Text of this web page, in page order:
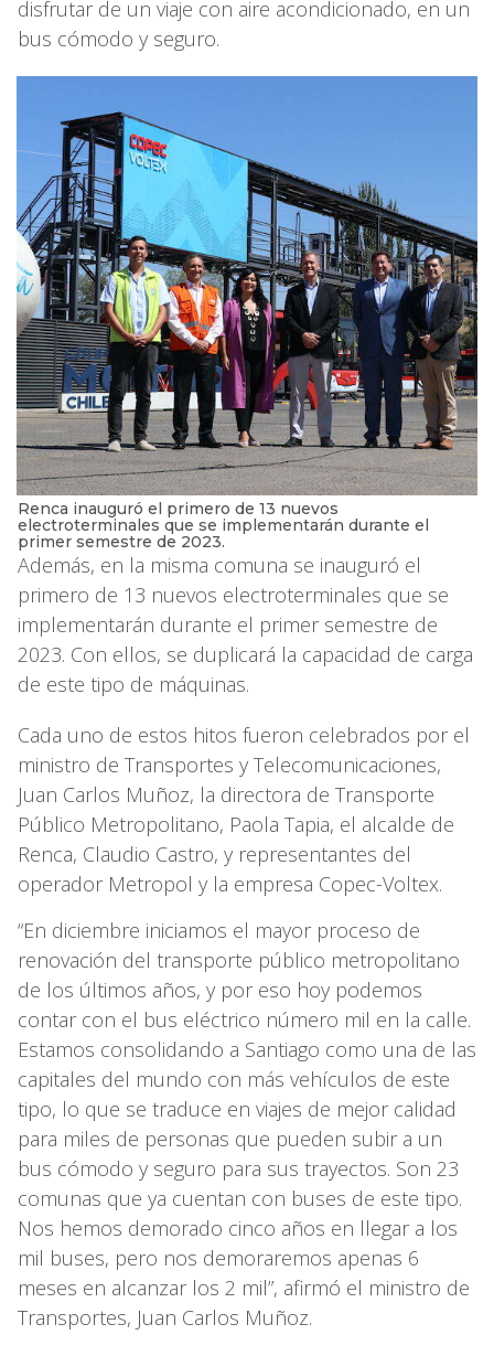
disfrutar de un viaje con aire acondicionado, en un
bus cómodo y seguro.
Renca inauguró el primero de 13 nuevos
electroterminales que se implementarán durante el
primer semestre de 2023.
Además, en la misma comuna se inauguró el
primero de 13 nuevos electroterminales que se
implementarán durante el primer semestre de
2023. Con ellos, se duplicará la capacidad de carga
de este tipo de máquinas.
Cada uno de estos hitos fueron celebrados por el
ministro de Transportes y Telecomunicaciones,
Juan Carlos Muñoz, la directora de Transporte
Público Metropolitano, Paola Tapia, el alcalde de
Renca, Claudio Castro, y representantes del
operador Metropol y la empresa Copec-Voltex.
“En diciembre iniciamos el mayor proceso de
renovación del transporte público metropolitano
de los últimos años, y por eso hoy podemos
contar con el bus eléctrico número mil en la calle.
Estamos consolidando a Santiago como una de las
capitales del mundo con más vehículos de este
tipo, lo que se traduce en viajes de mejor calidad
para miles de personas que pueden subir a un
bus cómodo y seguro para sus trayectos. Son 23
comunas que ya cuentan con buses de este tipo.
Nos hemos demorado cinco años en llegar a los
mil buses, pero nos demoraremos apenas 6
meses en alcanzar los 2 mil”, afirmó el ministro de
Transportes, Juan Carlos Muñoz.